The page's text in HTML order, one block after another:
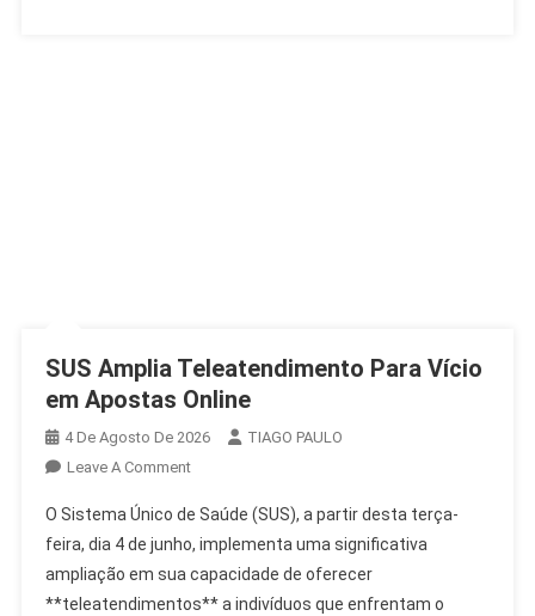
SUS Amplia Teleatendimento Para Vício
em Apostas Online
4 De Agosto De 2026
TIAGO PAULO
Leave A CommentOn
Amplia
Teleatendimento
Para
Vício
O Sistema Único de Saúde (SUS), a partir desta terça-
feira, dia 4 de junho, implementa uma significativa
ampliação em sua capacidade de oferecer
**teleatendimentos** a indivíduos que enfrentam o